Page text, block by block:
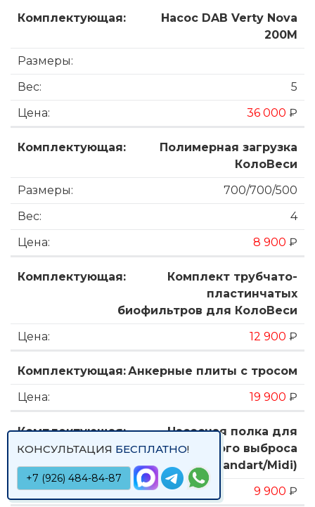
Насос DAB Verty Nova
200M
5
36 000 ₽
Полимерная загрузка
КолоВеси
700/700/500
4
8 900 ₽
Комплект трубчато-
пластинчатых
биофильтров для КолоВеси
12 900 ₽
Анкерные плиты с тросом
19 900 ₽
Насосная полка для
принудительного выброса
(Standart/Midi)
9 900 ₽
КОНСУЛЬТАЦИЯ БЕСПЛАТНО!
+7 (926) 484-84-87